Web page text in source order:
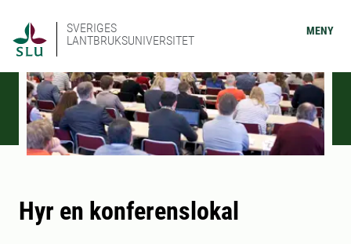
SVERIGES
LANTBRUKSUNIVERSITET
MENY
Hyr en konferenslokal